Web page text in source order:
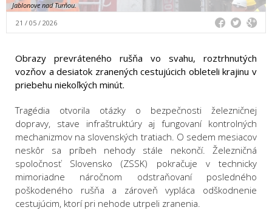
Jablonove nad Turňou.
21 / 05 / 2026
Obrazy prevráteného rušňa vo svahu, roztrhnutých
vozňov a desiatok zranených cestujúcich obleteli krajinu v
priebehu niekoľkých minút.
Tragédia otvorila otázky o bezpečnosti železničnej
dopravy, stave infraštruktúry aj fungovaní kontrolných
mechanizmov na slovenských tratiach. O sedem mesiacov
neskôr sa príbeh nehody stále nekončí. Železničná
spoločnosť Slovensko (ZSSK) pokračuje v technicky
mimoriadne náročnom odstraňovaní posledného
poškodeného rušňa a zároveň vypláca odškodnenie
cestujúcim, ktorí pri nehode utrpeli zranenia.